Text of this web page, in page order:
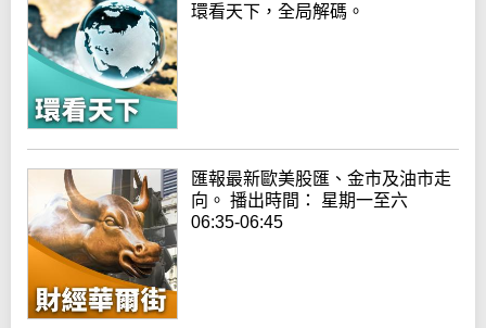
環看天下，全局解碼。
匯報最新歐美股匯、金市及油市走
向。 播出時間： 星期一至六
06:35-06:45